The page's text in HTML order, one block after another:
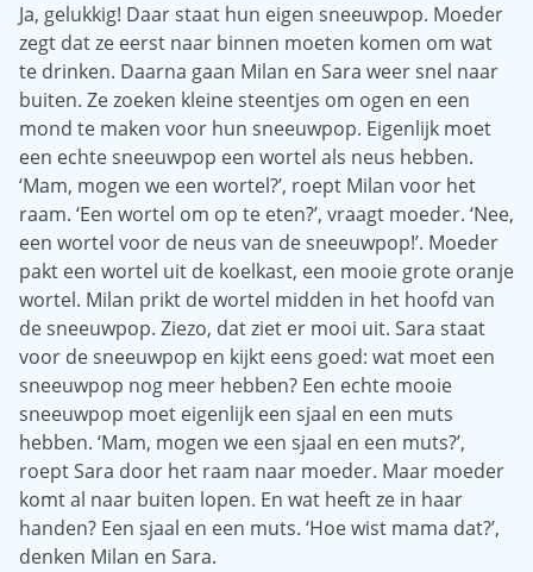
Ja, gelukkig! Daar staat hun eigen sneeuwpop. Moeder
zegt dat ze eerst naar binnen moeten komen om wat
te drinken. Daarna gaan Milan en Sara weer snel naar
buiten. Ze zoeken kleine steentjes om ogen en een
mond te maken voor hun sneeuwpop. Eigenlijk moet
een echte sneeuwpop een wortel als neus hebben.
‘Mam, mogen we een wortel?’, roept Milan voor het
raam. ‘Een wortel om op te eten?’, vraagt moeder. ‘Nee,
een wortel voor de neus van de sneeuwpop!’. Moeder
pakt een wortel uit de koelkast, een mooie grote oranje
wortel. Milan prikt de wortel midden in het hoofd van
de sneeuwpop. Ziezo, dat ziet er mooi uit. Sara staat
voor de sneeuwpop en kijkt eens goed: wat moet een
sneeuwpop nog meer hebben? Een echte mooie
sneeuwpop moet eigenlijk een sjaal en een muts
hebben. ‘Mam, mogen we een sjaal en een muts?’,
roept Sara door het raam naar moeder. Maar moeder
komt al naar buiten lopen. En wat heeft ze in haar
handen? Een sjaal en een muts. ‘Hoe wist mama dat?’,
denken Milan en Sara.